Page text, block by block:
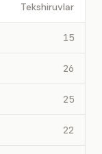
Tekshiruvlar
15
26
25
22